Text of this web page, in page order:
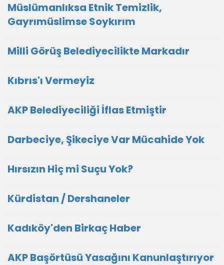
Müslümanlıksa Etnik Temizlik,
Gayrımüslimse Soykırım
Milli Görüş Belediyecilikte Markadır
Kıbrıs'ı Vermeyiz
AKP Belediyeciliği İflas Etmiştir
Darbeciye, Şikeciye Var Mücahide Yok
Hırsızın Hiç mi Suçu Yok?
Kürdistan / Dershaneler
Kadıköy'den Birkaç Haber
AKP Başörtüsü Yasağını Kanunlaştırıyor